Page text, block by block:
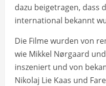
dazu beigetragen, dass
international bekannt
Die Filme wurden von
wie Mikkel Nørgaard
inszeniert und von
Nikolaj Lie Kaas und